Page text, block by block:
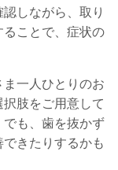
しながら、取り
ことで、症状の
一人ひとりのお
肢をご用意して
も、歯を抜かず
きたりするかも